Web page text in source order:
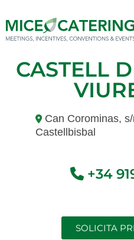
CASTELL
Can Corominas,
Castellbisbal
+34
SOLICITA